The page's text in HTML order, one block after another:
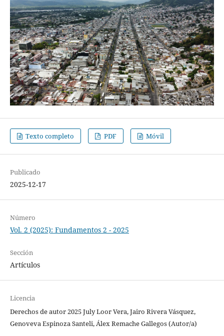
Texto completo PDF Móvil
Publicado
2025-12-17
Número
Vol. 2 (2025): Fundamentos 2 - 2025
Sección
Artículos
Licencia
Derechos de autor 2025 July Loor Vera, Jairo Rivera Vásquez,
Genoveva Espinoza Santeli, Álex Remache Gallegos (Autor/a)